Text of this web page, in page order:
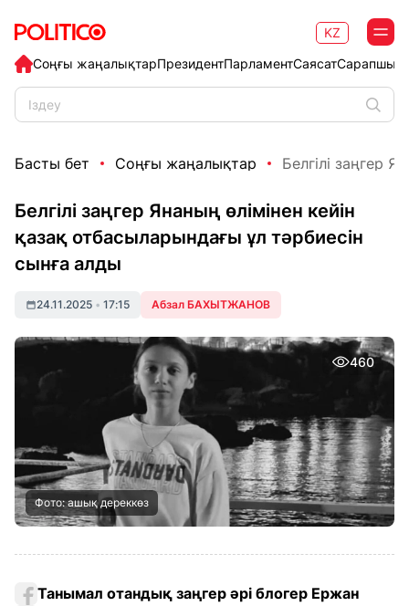
Соңғы жаңалықтарПрезидентПарламентСаясат
KZ
Басты бет Соңғы жаңалықтар Белгілі заңгер
Белгілі заңгер Янаның өлімінен кейін
қазақ отбасыларындағы ұл тәрбиесін
сынға алды
24.11.2025 • 17:15 Абзал БАХЫТЖАНОВ
460
Фото: ашық дереккөз
Танымал отандық заңгер әрі блогер Ержан